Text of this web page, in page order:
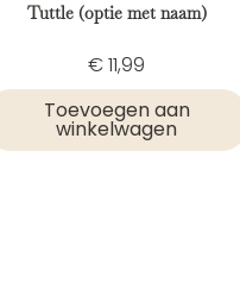
Tuttle (optie met naam)
€11,99
Toevoegen aan
winkelwagen